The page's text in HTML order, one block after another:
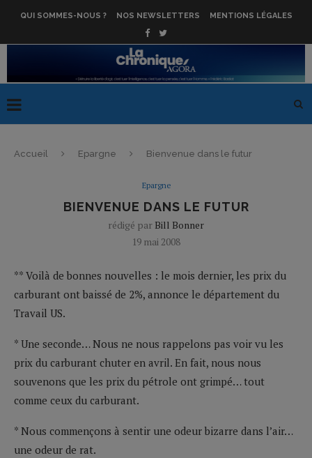
QUI SOMMES-NOUS ? NOS NEWSLETTERS MENTIONS LÉGALES
Accueil Epargne Bienvenue dans le futur
Epargne
BIENVENUE DANS LE FUTUR
rédigé par Bill Bonner
19 mai 2008
** Voilà de bonnes nouvelles : le mois dernier, les prix du
carburant ont baissé de 2%, annonce le département du
Travail US.
* Une seconde… Nous ne nous rappelons pas voir vu les
prix du carburant chuter en avril. En fait, nous nous
souvenons que les prix du pétrole ont grimpé… tout
comme ceux du carburant.
* Nous commençons à sentir une odeur bizarre dans l’air…
une odeur de rat.